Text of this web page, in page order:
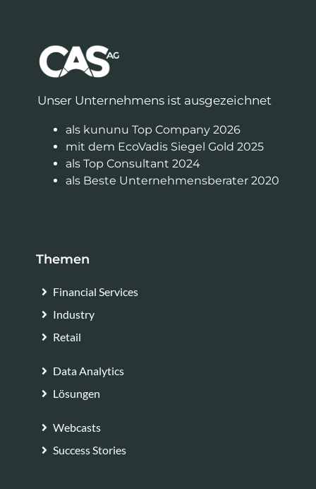
Unser Unternehmens ist ausgezeichnet
als kununu Top Company 2026
mit dem EcoVadis Siegel Gold 2025
als Top Consultant 2024
als Beste Unternehmensberater 2020
Themen
Financial Services
Industry
Retail
Data Analytics
Lösungen
Webcasts
Success Stories